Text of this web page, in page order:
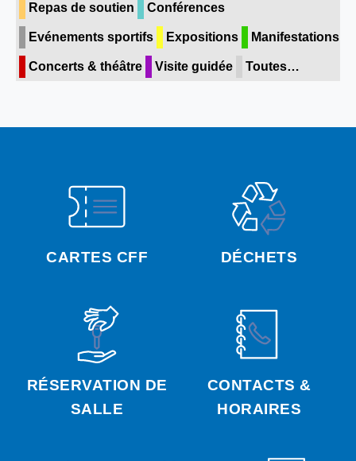
CARTES CFF DÉCHETS
RÉSERVATION DE
SALLE
CONTACTS &
HORAIRES
Repas de soutien Conférences
Evénements sportifs Expositions Manifestations
Concerts & théâtre Visite guidée Toutes…